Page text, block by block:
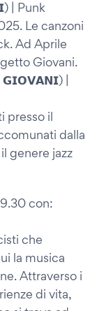
| Punk
Le canzoni
Ad Aprile
Giovani.
|
presso il
dalla
genere jazz
con:
che
la musica
Attraverso i
di vita,